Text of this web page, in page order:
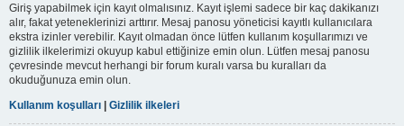
Giriş yapabilmek için kayıt olmalısınız. Kayıt işlemi sadece bir kaç dakikanızı
alır, fakat yeteneklerinizi arttırır. Mesaj panosu yöneticisi kayıtlı kullanıcılara
ekstra izinler verebilir. Kayıt olmadan önce lütfen kullanım koşullarımızı ve
gizlilik ilkelerimizi okuyup kabul ettiğinize emin olun. Lütfen mesaj panosu
çevresinde mevcut herhangi bir forum kuralı varsa bu kuralları da
okuduğunuza emin olun.
Kullanım koşulları | Gizlilik ilkeleri